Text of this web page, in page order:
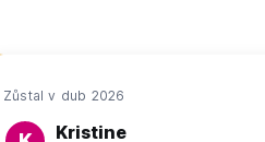
Zůstal v dub 2026
Kristine